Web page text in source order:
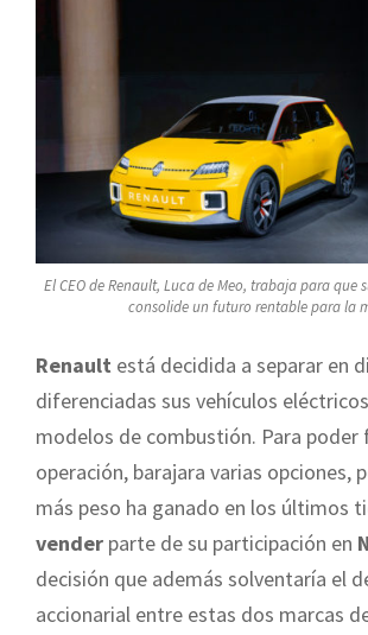
El CEO de Renault, Luca de Meo, trabaja para que
consolide un futuro rentable para la
Renault está decidida a separar en
diferenciadas sus vehículos
modelos de combustión. Para poder
operación, barajara varias opciones,
más peso ha ganado en los últimos
vender parte de su participación en
decisión que además solventaría el
accionarial entre estas dos marcas